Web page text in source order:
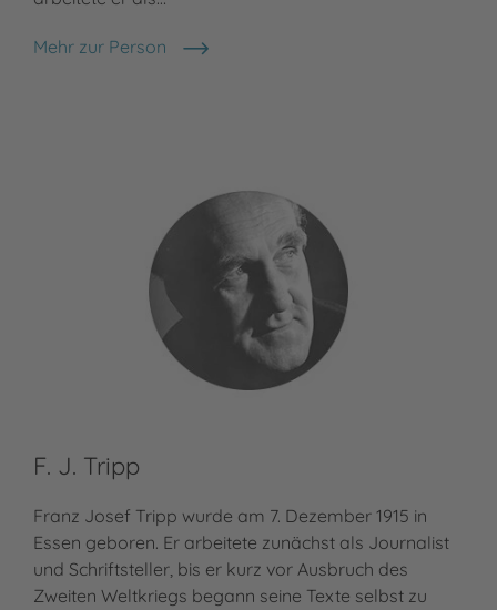
Mehr zur Person
Otfried Preußler
F. J. Tripp
Franz Josef Tripp wurde am 7. Dezember 1915 in
Essen geboren. Er arbeitete zunächst als Journalist
und Schriftsteller, bis er kurz vor Ausbruch des
Zweiten Weltkriegs begann seine Texte selbst zu